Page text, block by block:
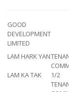
GOOD
DEVELOPMENT
LIMITED
LAM HARK YAN
LAM KA TAK
1/2